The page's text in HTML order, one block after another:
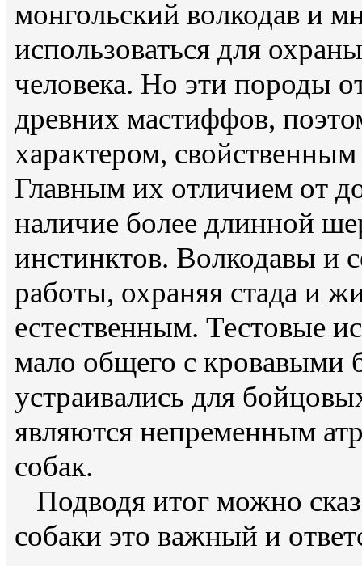
монгольский волкодав и
использоваться для
человека. Но эти породы
древних мастиффов,
характером,
Главным их отличием от
наличие более длинной
инстинктов. Волкодавы и
работы, охраняя стада и
естественным. Тестовые
мало общего с кровавыми
устраивались для
являются непременным
собак.
Подводя итог можно
собаки это важный и